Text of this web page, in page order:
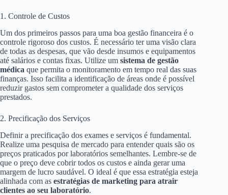
1. Controle de Custos
Um dos primeiros passos para uma boa gestão financeira é o
controle rigoroso dos custos. É necessário ter uma visão clara
de todas as despesas, que vão desde insumos e equipamentos
até salários e contas fixas. Utilize um sistema de gestão
médica que permita o monitoramento em tempo real das suas
finanças. Isso facilita a identificação de áreas onde é possível
reduzir gastos sem comprometer a qualidade dos serviços
prestados.
2. Precificação dos Serviços
Definir a precificação dos exames e serviços é fundamental.
Realize uma pesquisa de mercado para entender quais são os
preços praticados por laboratórios semelhantes. Lembre-se de
que o preço deve cobrir todos os custos e ainda gerar uma
margem de lucro saudável. O ideal é que essa estratégia esteja
alinhada com as estratégias de marketing para atrair
clientes ao seu laboratório.